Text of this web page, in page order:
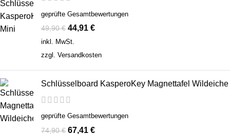
geprüfte Gesamtbewertungen
49,90€ 44,91 €
inkl. MwSt.
zzgl. Versandkosten
Schlüsselboard KasperoKey Magnettafel Wildeiche
geprüfte Gesamtbewertungen
74,90€ 67,41 €